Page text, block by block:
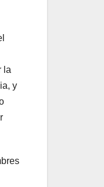
la
y